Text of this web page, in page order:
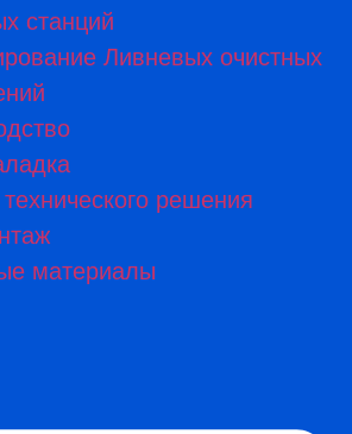
станций
Ливневых очистных
решения
материалы